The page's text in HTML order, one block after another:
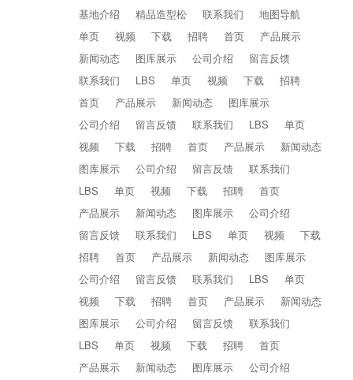
基地介绍
精品造型松 联系我们
地图导航
单页
视频 下载 招聘 首页
产品展示
新闻动态
图库展示 公司介绍
留言反馈
联系我们
LBS 单页 视频 下载
招聘
首页
产品展示 新闻动态
图库展示
公司介绍
留言反馈 联系我们 LBS
单页
视频
下载 招聘 首页 产品展示
新闻动态
图库展示
公司介绍 留言反馈
联系我们
LBS
单页 视频 下载 招聘
首页
产品展示
新闻动态 图库展示
公司介绍
留言反馈
联系我们 LBS 单页 视频
下载
招聘
首页 产品展示 新闻动态
图库展示
公司介绍
留言反馈 联系我们 LBS
单页
视频
下载 招聘 首页 产品展示
新闻动态
图库展示
公司介绍 留言反馈
联系我们
LBS
单页 视频 下载 招聘
首页
产品展示
新闻动态 图库展示
公司介绍